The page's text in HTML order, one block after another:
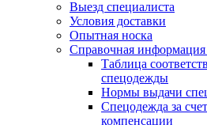
Выезд специалиста
Условия доставки
Опытная носка
Справочная информация
Таблица
спецодежды
Нормы выдачи
Спецодежда за
компенсации